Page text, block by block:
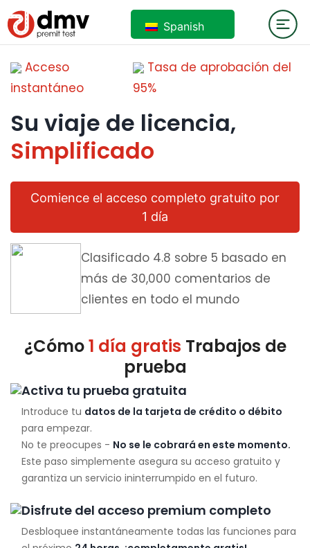
Spanish
Acceso
instantáneo
Tasa de aprobación del
95%
Su viaje de licencia,
Simplificado
Comience el acceso completo gratuito por
1 día
Clasificado 4.8 sobre 5 basado en
más de 30,000 comentarios de
clientes en todo el mundo
¿Cómo1 día gratis Trabajos de
prueba
Activa tu prueba gratuita
Introduce tu datos de la tarjeta de crédito o débito
para empezar.
No te preocupes - No se le cobrará en este momento.
Este paso simplemente asegura su acceso gratuito y
garantiza un servicio ininterrumpido en el futuro.
Disfrute del acceso premium completo
Desbloquee instantáneamente todas las funciones para